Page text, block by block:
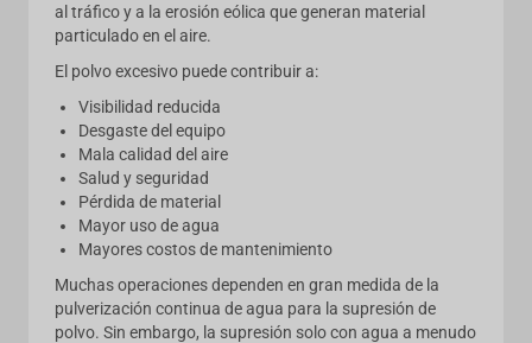
al tráfico y a la erosión eólica que generan material
particulado en el aire.
El polvo excesivo puede contribuir a:
Visibilidad reducida
Desgaste del equipo
Mala calidad del aire
Salud y seguridad
Pérdida de material
Mayor uso de agua
Mayores costos de mantenimiento
Muchas operaciones dependen en gran medida de la
pulverización continua de agua para la supresión de
polvo. Sin embargo, la supresión solo con agua a menudo